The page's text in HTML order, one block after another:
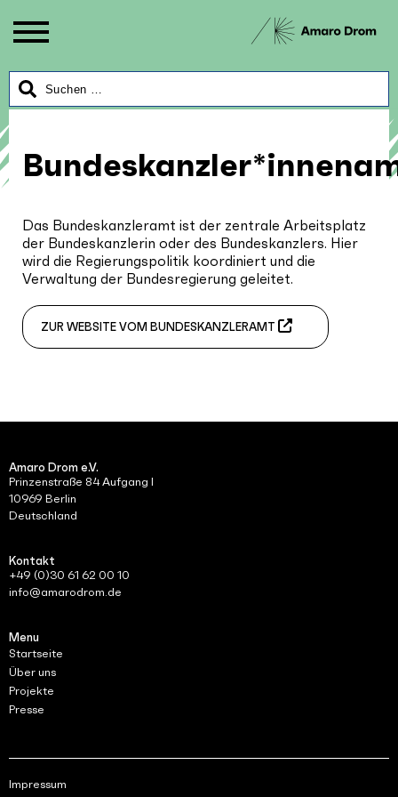
Das Bundeskanzleramt ist der zentrale Arbeitsplatz
der Bundeskanzlerin oder des Bundeskanzlers. Hier
wird die Regierungspolitik koordiniert und die
Verwaltung der Bundesregierung geleitet.
ZUR WEBSITE VOM BUNDESKANZLERAMT
Amaro Drom e.V.
Prinzenstraße 84 Aufgang I
10969 Berlin
Deutschland
Kontakt
+49 (0)30 61 62 00 10
info@amarodrom.de
Menu
Startseite
Über uns
Projekte
Presse
Impressum